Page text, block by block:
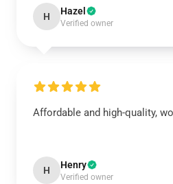
H Hazel
Verified owner
Affordable and high-quality,
H Henry
Verified owner